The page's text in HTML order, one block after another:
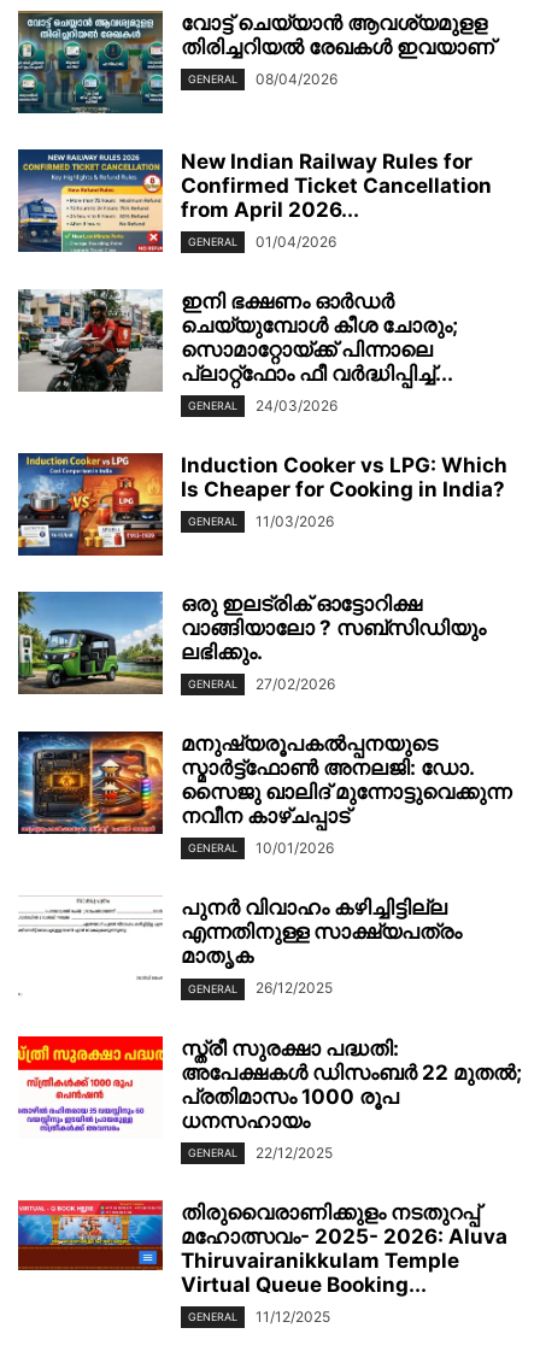
വോട്ട് ചെയ്യാന്‍ ആവശ്യമുളള
തിരിച്ചറിയല്‍ രേഖകള്‍ ഇവയാണ്
GENERAL 08/04/2026
New Indian Railway Rules for
Confirmed Ticket Cancellation
from April 2026...
GENERAL 01/04/2026
ഇനി ഭക്ഷണം ഓർഡർ
ചെയ്യുമ്പോൾ കീശ ചോരും;
സൊമാറ്റോയ്ക്ക് പിന്നാലെ
പ്ലാറ്റ്‌ഫോം ഫീ വർദ്ധിപ്പിച്ച്...
GENERAL 24/03/2026
Induction Cooker vs LPG: Which
Is Cheaper for Cooking in India?
GENERAL 11/03/2026
ഒരു ഇലട്രിക് ഓട്ടോറിക്ഷ
വാങ്ങിയാലോ ? സബ്സിഡിയും
ലഭിക്കും.
GENERAL 27/02/2026
മനുഷ്യരൂപകൽപ്പനയുടെ
സ്മാർട്ട്‌ഫോൺ അനലജി: ഡോ.
സൈജു ഖാലിദ് മുന്നോട്ടുവെക്കുന്ന
നവീന കാഴ്ചപ്പാട്
GENERAL 10/01/2026
പുനർ വിവാഹം കഴിച്ചിട്ടില്ല
എന്നതിനുള്ള സാക്ഷ്യപത്രം
മാതൃക
GENERAL 26/12/2025
സ്ത്രീ സുരക്ഷാ പദ്ധതി:
അപേക്ഷകൾ ഡിസംബർ 22 മുതൽ;
പ്രതിമാസം 1000 രൂപ
ധനസഹായം
GENERAL 22/12/2025
തിരുവൈരാണിക്കുളം നടതുറപ്പ്
മഹോത്സവം- 2025- 2026: Aluva
Thiruvairanikkulam Temple
Virtual Queue Booking...
GENERAL 11/12/2025